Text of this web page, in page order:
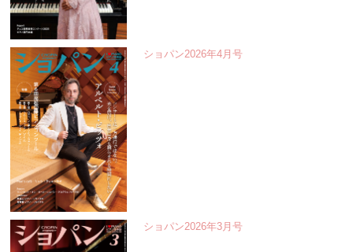
ショパン2026年4月号
ショパン2026年3月号